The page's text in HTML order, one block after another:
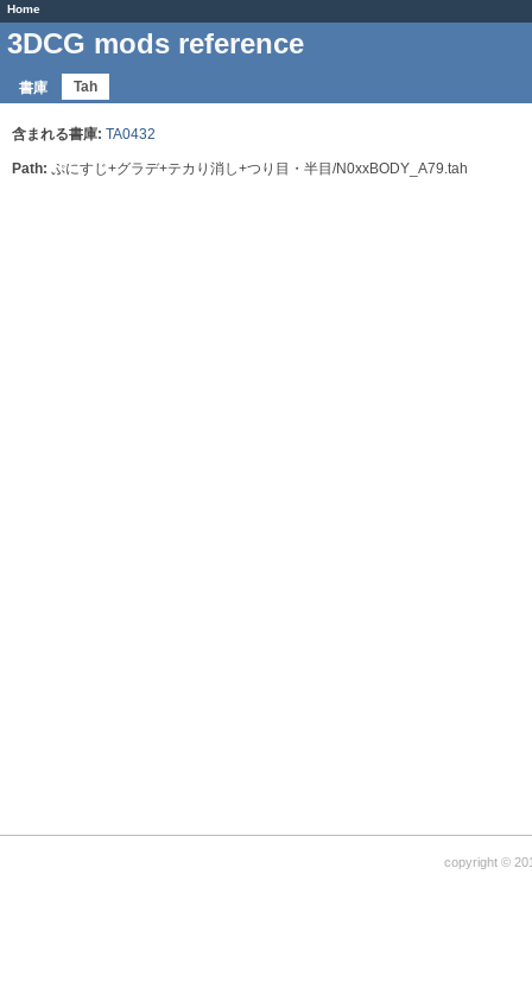
Home
3DCG mods reference
書庫 Tah
含まれる書庫: TA0432
Path: ぷにすじ+グラデ+テカり消し+つり目・半目/N0xxBODY_A79.tah
copyright ©